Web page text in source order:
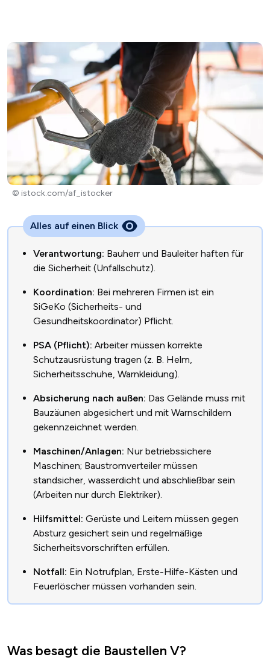
© istock.com/af_istocker
Alles auf einen Blick
Verantwortung: Bauherr und Bauleiter haften für
die Sicherheit (Unfallschutz).
Koordination: Bei mehreren Firmen ist ein
SiGeKo (Sicherheits- und
Gesundheitskoordinator) Pflicht.
PSA (Pflicht): Arbeiter müssen korrekte
Schutzausrüstung tragen (z. B. Helm,
Sicherheitsschuhe, Warnkleidung).
Absicherung nach außen: Das Gelände muss mit
Bauzäunen abgesichert und mit Warnschildern
gekennzeichnet werden.
Maschinen/Anlagen: Nur betriebssichere
Maschinen; Baustromverteiler müssen
standsicher, wasserdicht und abschließbar sein
(Arbeiten nur durch Elektriker).
Hilfsmittel: Gerüste und Leitern müssen gegen
Absturz gesichert sein und regelmäßige
Sicherheitsvorschriften erfüllen.
Notfall: Ein Notrufplan, Erste-Hilfe-Kästen und
Feuerlöscher müssen vorhanden sein.
Was besagt die Baustellen V?